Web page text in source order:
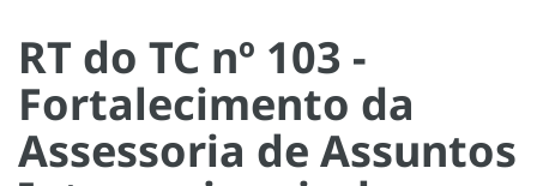
RT do TC nº 103 -
Fortalecimento da
Assessoria de Assuntos